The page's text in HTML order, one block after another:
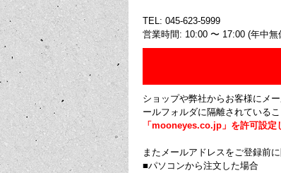
TEL: 045-623-5999
営業時間: 10:00 〜 17:00 (年中無
ショップや弊社からお客様にメ
ールフォルダに隔離されている
「mooneyes.co.jp」を許可設定
またメールアドレスをご登録前
■パソコンから注文した場合